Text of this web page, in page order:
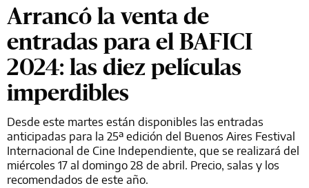
Arrancó la venta de
entradas para el BAFICI
2024: las diez películas
imperdibles
Desde este martes están disponibles las entradas
anticipadas para la 25ª edición del Buenos Aires Festival
Internacional de Cine Independiente, que se realizará del
miércoles 17 al domingo 28 de abril. Precio, salas y los
recomendados de este año.